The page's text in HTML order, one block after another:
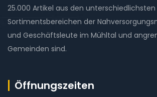
25.000 Artikel aus den unterschiedlichsten
Sortimentsbereichen der
und Geschäftsleute im Mühltal und
Gemeinden sind.
Öffnungszeiten